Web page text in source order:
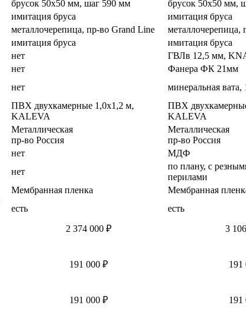
брусок 50х50 мм, шаг 590 мм брусок 50х50 мм,
имитация бруса имитация бруса
металлочерепица, пр-во Grand Line металлочерепица,
имитация бруса имитация бруса
нет ГВЛв 12,5 мм,
нет Фанера ФК 21мм
нет минеральная
ПВХ двухкамерные 1,0х1,2 м,
KALEVA
ПВХ
KALEVA
Металлическая
пр-во Россия
Металлическая
пр-во Россия
нет МДФ
нет
по плану, с
перилами
Мембранная пленка Мембранная
есть есть
2 374 000 ₽ 3
191 000 ₽ 191
191 000 ₽ 191